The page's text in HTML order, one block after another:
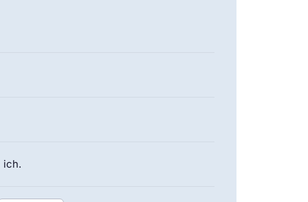
ich.